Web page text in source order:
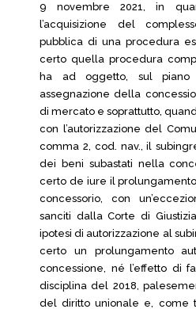
9 novembre 2021, in
l’acquisizione del
pubblica di una procedura
certo quella procedura
ha ad oggetto, sul piano
assegnazione della
di mercato e soprattutto,
con l’autorizzazione del
comma 2, cod. nav., il
dei beni subastati nella
certo de iure il
concessorio, con
sanciti dalla Corte di
ipotesi di autorizzazione al
certo un prolungamento
concessione, né l’effetto di
disciplina del 2018,
del diritto unionale e, come